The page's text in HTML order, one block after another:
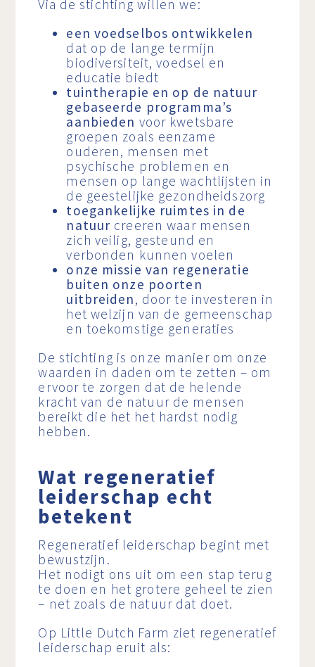
Via de stichting willen we:
een voedselbos ontwikkelen
dat op de lange termijn
biodiversiteit, voedsel en
educatie biedt
tuintherapie en op de natuur
gebaseerde programma’s
aanbieden voor kwetsbare
groepen zoals eenzame
ouderen, mensen met
psychische problemen en
mensen op lange wachtlijsten in
de geestelijke gezondheidszorg
toegankelijke ruimtes in de
natuur creeren waar mensen
zich veilig, gesteund en
verbonden kunnen voelen
onze missie van regeneratie
buiten onze poorten
uitbreiden, door te investeren in
het welzijn van de gemeenschap
en toekomstige generaties
De stichting is onze manier om onze
waarden in daden om te zetten – om
ervoor te zorgen dat de helende
kracht van de natuur de mensen
bereikt die het het hardst nodig
hebben.
Wat regeneratief
leiderschap echt
betekent
Regeneratief leiderschap begint met
bewustzijn.
Het nodigt ons uit om een stap terug
te doen en het grotere geheel te zien
– net zoals de natuur dat doet.
Op Little Dutch Farm ziet regeneratief
leiderschap eruit als: